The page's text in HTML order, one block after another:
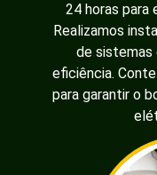
24 horas para
Realizamos
de sistemas
eficiência.
para garantir o